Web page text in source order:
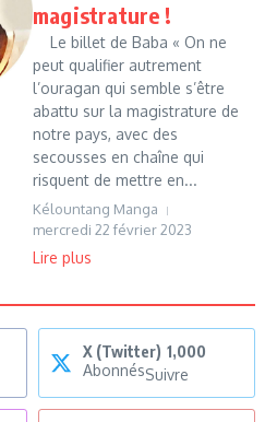
magistrature !
Le billet de Baba « On ne
peut qualifier autrement
l’ouragan qui semble s’être
abattu sur la magistrature de
notre pays, avec des
secousses en chaîne qui
risquent de mettre en...
Kélountang Manga
mercredi 22 février 2023
Lire plus
X (Twitter) 1,000
AbonnésSuivre